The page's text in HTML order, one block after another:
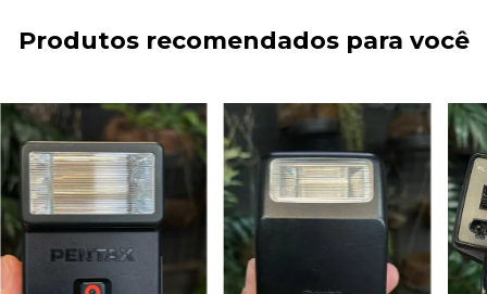
Produtos recomendados para você